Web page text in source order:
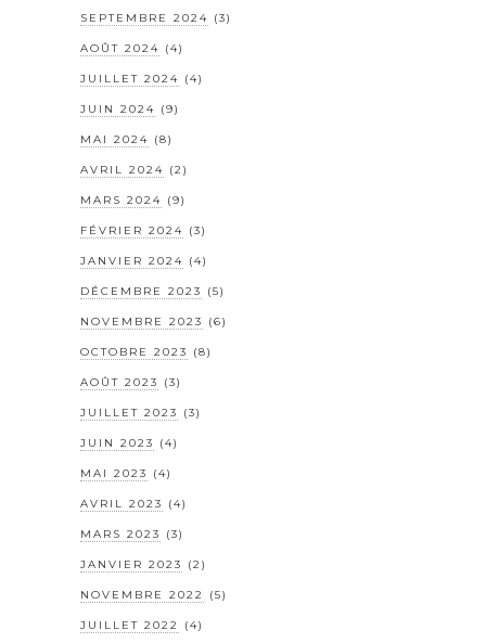
SEPTEMBRE 2024 (3)
AOÛT 2024 (4)
JUILLET 2024 (4)
JUIN 2024 (9)
MAI 2024 (8)
AVRIL 2024 (2)
MARS 2024 (9)
FÉVRIER 2024 (3)
JANVIER 2024 (4)
DÉCEMBRE 2023 (5)
NOVEMBRE 2023 (6)
OCTOBRE 2023 (8)
AOÛT 2023 (3)
JUILLET 2023 (3)
JUIN 2023 (4)
MAI 2023 (4)
AVRIL 2023 (4)
MARS 2023 (3)
JANVIER 2023 (2)
NOVEMBRE 2022 (5)
JUILLET 2022 (4)